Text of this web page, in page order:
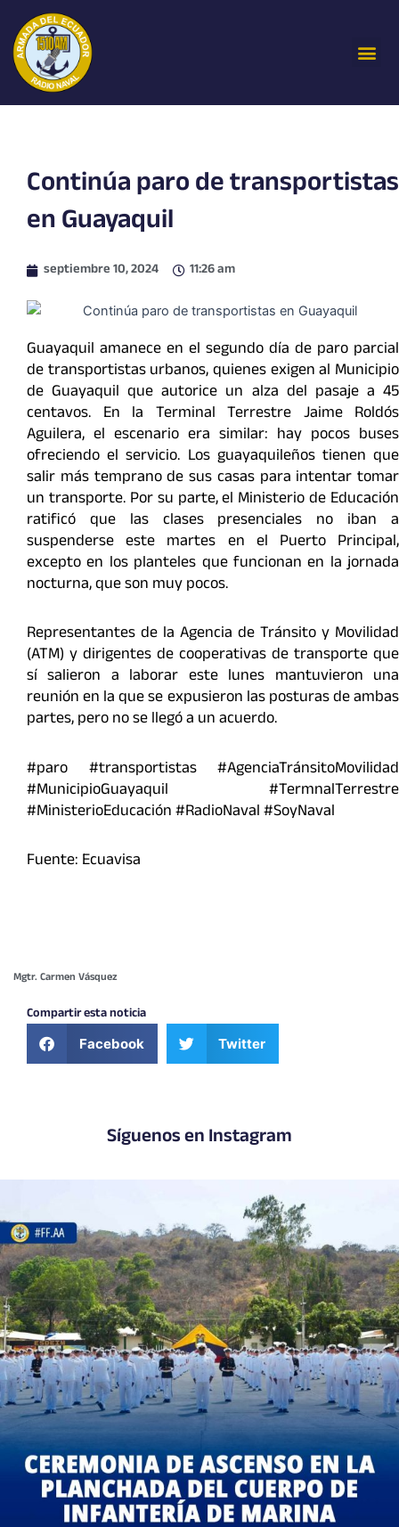
contenido
Continúa paro de transportistas
en Guayaquil
septiembre 10, 2024 11:26 am
Guayaquil amanece en el segundo día de paro parcial
de transportistas urbanos, quienes exigen al Municipio
de Guayaquil que autorice un alza del pasaje a 45
centavos. En la Terminal Terrestre Jaime Roldós
Aguilera, el escenario era similar: hay pocos buses
ofreciendo el servicio. Los guayaquileños tienen que
salir más temprano de sus casas para intentar tomar
un transporte. Por su parte, el Ministerio de Educación
ratificó que las clases presenciales no iban a
suspenderse este martes en el Puerto Principal,
excepto en los planteles que funcionan en la jornada
nocturna, que son muy pocos.
Representantes de la Agencia de Tránsito y Movilidad
(ATM) y dirigentes de cooperativas de transporte que
sí salieron a laborar este lunes mantuvieron una
reunión en la que se expusieron las posturas de ambas
partes, pero no se llegó a un acuerdo.
#paro #transportistas #AgenciaTránsitoMovilidad
#MunicipioGuayaquil #TermnalTerrestre
#MinisterioEducación #RadioNaval #SoyNaval
Fuente: Ecuavisa
Mgtr. Carmen Vásquez
Compartir esta noticia
Facebook Twitter
Síguenos en Instagram